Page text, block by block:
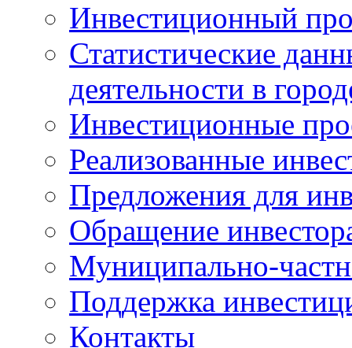
Инвестиционный
Статистические
деятельности в
Инвестиционные
Реализованные
Предложения для
Обращение
Муниципально-
Поддержка
Контакты